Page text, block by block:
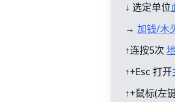
↓ 选定单位
→ 加钱/木
↑连按5次
↑+Esc 打开
↑+鼠标(左